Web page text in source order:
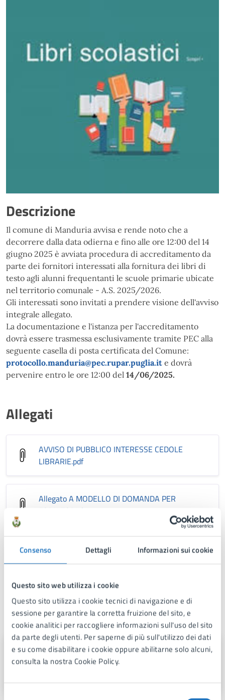
Consenso Dettagli Informazioni sui cookie
Questo sito web utilizza i cookie
Questo sito utilizza i cookie tecnici di navigazione e di
sessione per garantire la corretta fruizione del sito, e
cookie analitici per raccogliere informazioni sull'uso del sito
da parte degli utenti. Per saperne di più sull'utilizzo dei dati
e su come disabilitare i cookie oppure abilitarne solo alcuni,
consulta la nostra Cookie Policy.
Descrizione
Il comune di Manduria avvisa e rende noto che a
decorrere dalla data odierna e fino alle ore 12:00 del 14
giugno 2025 è avviata procedura di accreditamento da
parte dei fornitori interessati alla fornitura dei libri di
testo agli alunni frequentanti le scuole primarie ubicate
nel territorio comunale - A.S. 2025/2026.
Gli interessati sono invitati a prendere visione dell'avviso
integrale allegato.
La documentazione e l'istanza per l'accreditamento
dovrà essere trasmessa esclusivamente tramite PEC alla
seguente casella di posta certificata del Comune:
protocollo.manduria@pec.rupar.puglia.it e dovrà
pervenire entro le ore 12:00 del 14/06/2025.
Allegati
AVVISO DI PUBBLICO INTERESSE CEDOLE
LIBRARIE.pdf
Allegato A MODELLO DI DOMANDA PER
FORNITORI
.doc
Allegato B) DOCUMENTO CONDIZIONI DELLA
FORNITURA DEI LIBRI DI TESTO A.S. 2025-
A cura di
Area 1